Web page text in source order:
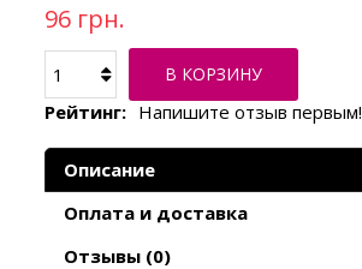
96 грн.
В КОРЗИНУ
Рейтинг: Напишите отзыв первым!
Описание
Оплата и доставка
Отзывы (0)